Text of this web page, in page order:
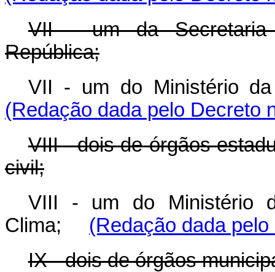
VII - um da Secretaria
República;
VII - um do Ministério
(Redação dada pelo Decreto
VIII - dois de órgãos
civil;
VIII - um do Ministério
Clima; (Redação dada
IX - dois de órgãos